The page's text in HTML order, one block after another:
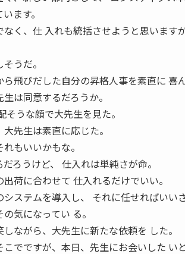
ます。
なく、仕 入れも統括させようと思いま
うだ。
飛びだした自分の昇格人事を素直に 喜ん
は同意するだろうか。
そうな顔で大先生を見た。
先生は素直に応じた。
れもいいかもな。
ろうけど、 仕入れは単純さが命。
荷に合わせて 仕入れるだけでいい。
システムを導入し、 それに任せればい
気になってい る。
ながら、大先生に新たな依頼を した。
こでですが、本日、先生にお会いした